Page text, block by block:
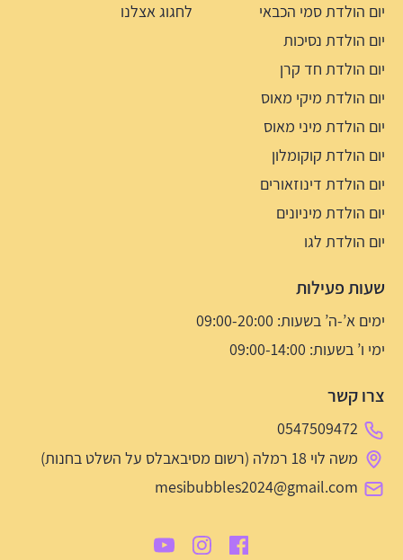
יום הולדת סמי הכבאי
יום הולדת נסיכות
יום הולדת חד קרן
יום הולדת מיקי מאוס
יום הולדת מיני מאוס
יום הולדת קוקומלון
יום הולדת דינוזאורים
יום הולדת מיניונים
יום הולדת לגו
לחגוג אצלנו
שעות פעילות
ימים א’-ה’ בשעות: 09:00-20:00
ימי ו’ בשעות: 09:00-14:00
צרו קשר
0547509472
משה לוי 18 רמלה (רשום מסיבאבלס על השלט בחנות)
mesibubbles2024@gmail.com